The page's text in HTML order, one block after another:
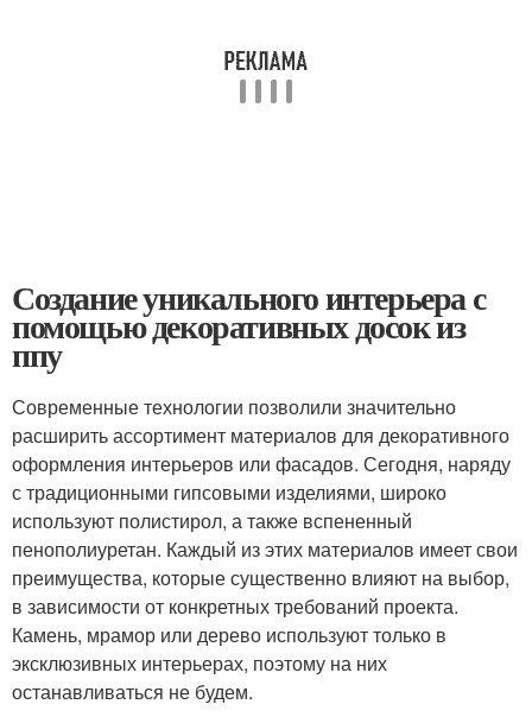
Создание уникального интерьера с
помощью декоративных досок из
ппу
Современные технологии позволили значительно
расширить ассортимент материалов для декоративного
оформления интерьеров или фасадов. Сегодня, наряду
с традиционными гипсовыми изделиями, широко
используют полистирол, а также вспененный
пенополиуретан. Каждый из этих материалов имеет свои
преимущества, которые существенно влияют на выбор,
в зависимости от конкретных требований проекта.
Камень, мрамор или дерево используют только в
эксклюзивных интерьерах, поэтому на них
останавливаться не будем.